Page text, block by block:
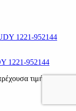
1221-952144
τιμή είναι: